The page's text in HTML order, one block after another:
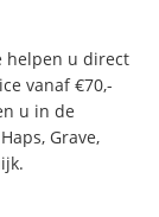
helpen u direct
vanaf €70,-
u in de
Grave,